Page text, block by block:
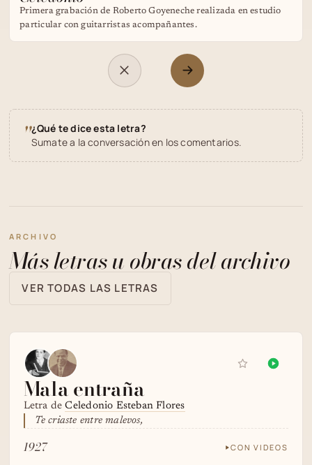
Primera grabación de Roberto Goyeneche realizada en estudio
particular con guitarristas acompañantes.
"¿Qué te dice esta letra?
Sumate a la conversación en los comentarios.
ARCHIVO
Más letras u obras del archivo
VER TODAS LAS LETRAS
Mala entraña
Letra deCeledonio Esteban Flores
Te criaste entre malevos,
1927 CON VIDEOS